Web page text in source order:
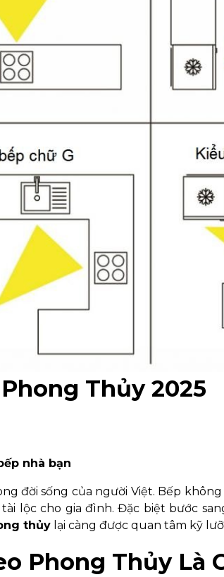
Thủy 2025
nhà bạn
đời sống của người Việt. Bếp không
lộc cho gia đình. Đặc biệt bước
thủy lại càng được quan tâm kỹ
Phong Thủy Là